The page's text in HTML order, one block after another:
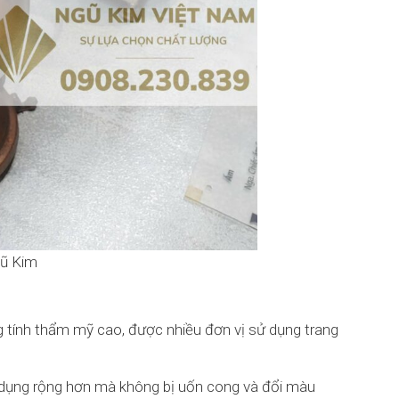
Kim
tính thẩm mỹ cao, được nhiều đơn vị sử dụng trang
rộng hơn mà không bị uốn cong và đổi màu